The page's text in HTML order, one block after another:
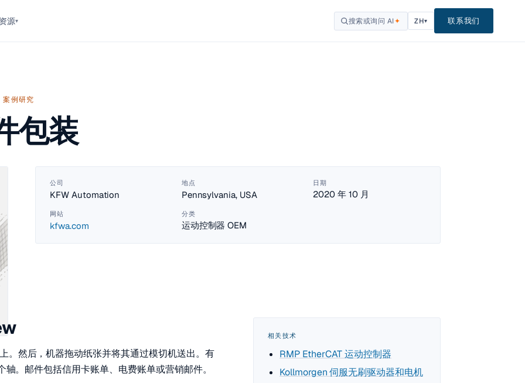
源▾ 搜索或询问 AI✦ ZH▾ 联系我们
案例研究
包装
公司
KFW Automation
地点
Pennsylvania, USA
日期
2020 年 10 月
网站
kfwa.com
分类
运动控制器 OEM
。然后，机器拖动纸张并将其通过模切机送出。有
。邮件包括信用卡账单、电费账单或营销邮件。
相关技术
RMP EtherCAT 运动控制器
Kollmorgen 伺服无刷驱动器和电机